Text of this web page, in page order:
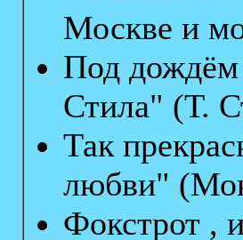
Москве и
Под
Стила" (Т.
Так
любви"
Фокстрот ,